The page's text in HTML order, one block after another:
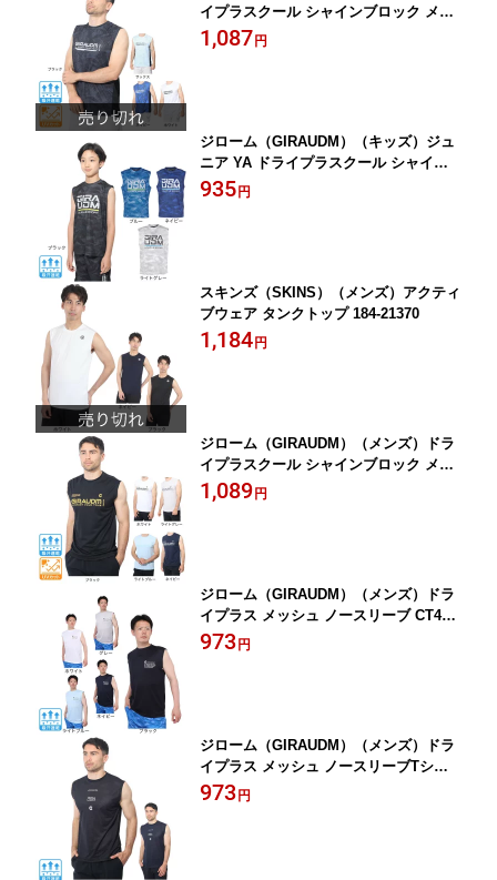
イプラスクール シャインブロック メッ
シュ ノースリーブTシャツ CT4S0019-T
R863-GRSD
1,087 円
ジローム（GIRAUDM）（キッズ）ジュ
ニア YA ドライプラスクール シャイン
ブロック メッシュ ノースリーブ CT4S0
935 円
スキンズ（SKINS）（メンズ）アクティ
ブウェア タンクトップ 184-21370
1,184 円
ジローム（GIRAUDM）（メンズ）ドラ
イプラスクール シャインブロック メッ
シュ ノースリーブ CT4S0031-TR863-G
RES
1,089 円
ジローム（GIRAUDM）（メンズ）ドラ
イプラス メッシュ ノースリーブ CT4S0
032-TR863-GRES
973 円
ジローム（GIRAUDM）（メンズ）ドラ
イプラス メッシュ ノースリーブTシャ
ツ CT4S0033-TR863-GRES
973 円